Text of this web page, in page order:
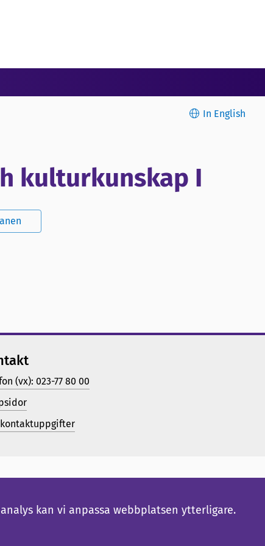
In English
kulturkunskap I
(vx): 023-77 80 00
kan vi anpassa webbplatsen ytterligare.